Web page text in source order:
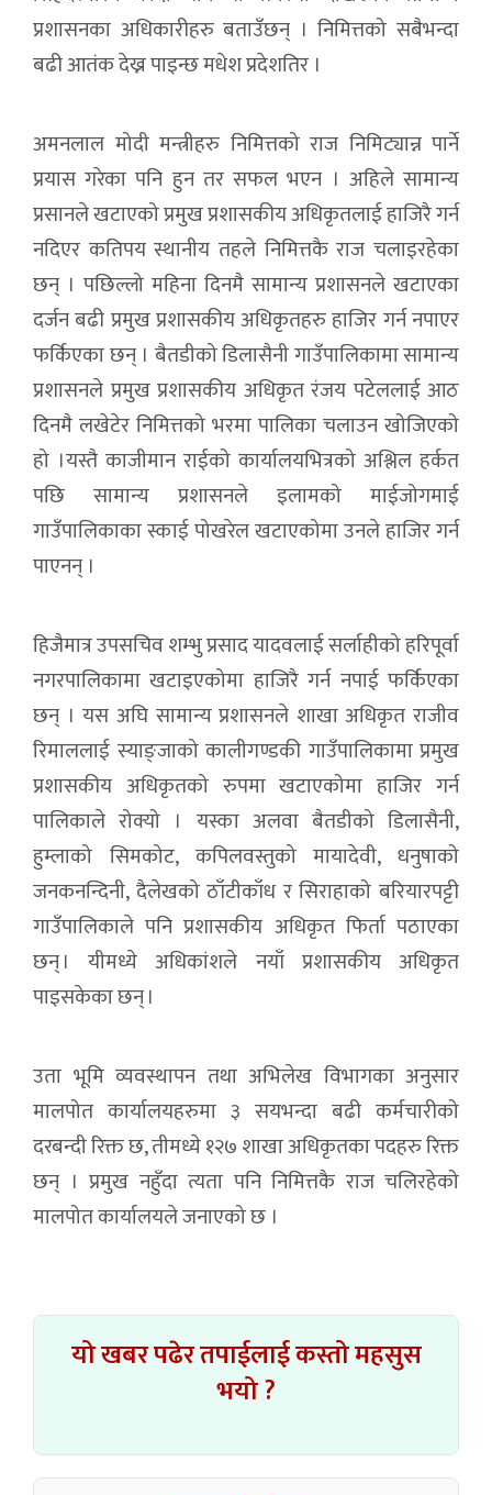
प्रशासनका अधिकारीहरु बताउँछन् । निमित्तको सबैभन्दा
बढी आतंक देख्न पाइन्छ मधेश प्रदेशतिर ।
अमनलाल मोदी मन्त्रीहरु निमित्तको राज निमिट्यान्न पार्ने
प्रयास गरेका पनि हुन तर सफल भएन । अहिले सामान्य
प्रसानले खटाएको प्रमुख प्रशासकीय अधिकृतलाई हाजिरै गर्न
नदिएर कतिपय स्थानीय तहले निमित्तकै राज चलाइरहेका
छन् । पछिल्लो महिना दिनमै सामान्य प्रशासनले खटाएका
दर्जन बढी प्रमुख प्रशासकीय अधिकृतहरु हाजिर गर्न नपाएर
फर्किएका छन् । बैतडीको डिलासैनी गाउँपालिकामा सामान्य
प्रशासनले प्रमुख प्रशासकीय अधिकृत रंजय पटेललाई आठ
दिनमै लखेटेर निमित्तको भरमा पालिका चलाउन खोजिएको
हो ।यस्तै काजीमान राईको कार्यालयभित्रको अश्लिल हर्कत
पछि सामान्य प्रशासनले इलामको माईजोगमाई
गाउँपालिकाका स्काई पोखरेल खटाएकोमा उनले हाजिर गर्न
पाएनन् ।
हिजैमात्र उपसचिव शम्भु प्रसाद यादवलाई सर्लाहीको हरिपूर्वा
नगरपालिकामा खटाइएकोमा हाजिरै गर्न नपाई फर्किएका
छन् । यस अघि सामान्य प्रशासनले शाखा अधिकृत राजीव
रिमाललाई स्याङ्जाको कालीगण्डकी गाउँपालिकामा प्रमुख
प्रशासकीय अधिकृतको रुपमा खटाएकोमा हाजिर गर्न
पालिकाले रोक्यो । यस्का अलवा बैतडीको डिलासैनी,
हुम्लाको सिमकोट, कपिलवस्तुको मायादेवी, धनुषाको
जनकनन्दिनी, दैलेखको ठाँटीकाँध र सिराहाको बरियारपट्टी
गाउँपालिकाले पनि प्रशासकीय अधिकृत फिर्ता पठाएका
छन् । यीमध्ये अधिकांशले नयाँ प्रशासकीय अधिकृत
पाइसकेका छन् ।
उता भूमि व्यवस्थापन तथा अभिलेख विभागका अनुसार
मालपोत कार्यालयहरुमा ३ सयभन्दा बढी कर्मचारीको
दरबन्दी रिक्त छ, तीमध्ये १२७ शाखा अधिकृतका पदहरु रिक्त
छन् । प्रमुख नहुँदा त्यता पनि निमित्तकै राज चलिरहेको
मालपोत कार्यालयले जनाएको छ ।
यो खबर पढेर तपाईलाई कस्तो महसुस
भयो ?